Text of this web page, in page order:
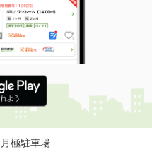
月極駐車場